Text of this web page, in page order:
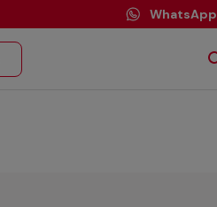
WhatsApp